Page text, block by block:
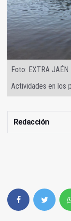
Foto: EXTRA JAÉN
Actividades en los
Redacción